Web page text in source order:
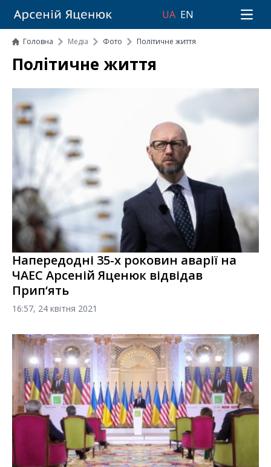
UA EN Open
Головна Медіа Фото Політичне життя
Політичне життя
Напередодні 35-х роковин аварії на
ЧАЕС Арсеній Яценюк відвідав
Прип‘ять
16:57, 24 квітня 2021